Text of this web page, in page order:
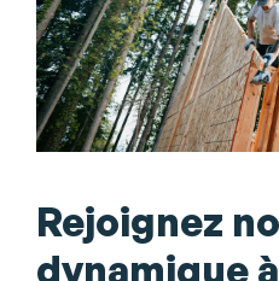
Rejoignez
dynamique